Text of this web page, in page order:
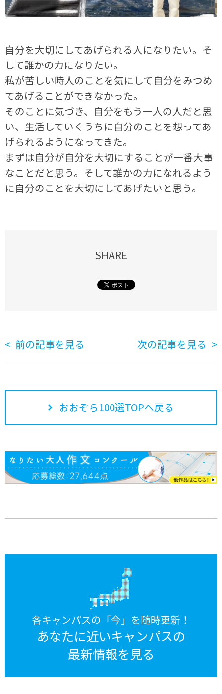
自分を大切にしてあげられる人になりたい。そ
して誰かの力になりたい。
私が苦しい時人のことを気にして自分をみつめ
てあげることができなかった。
そのことに気づき、自分をもう一人の人だと思
い、生活していくうちに自分のことを想ってあ
げられるようになってきた。
まずは自分が自分を大切にすることが一番大事
なことだと思う。そして誰かの力になれるよう
に自分のことを大切にしてあげたいと思う。
SHARE
前の記事を見る 次の記事を見る
おおぞら100選TOPへ戻る
各キャンパスの「今」を随時更新！
あなたに近いキャンパスの
最新情報を見る